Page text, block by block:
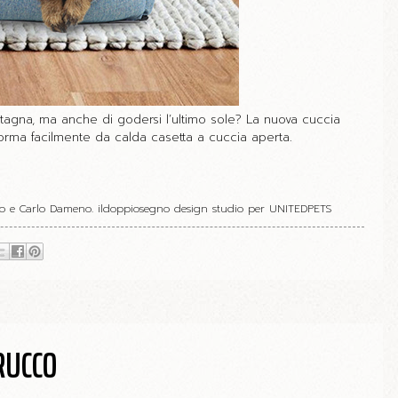
ma anche di godersi l’ultimo sole? La nuova cuccia
facilmente da calda casetta a cuccia aperta.
Carlo Dameno. ildoppiosegno design studio per UNITEDPETS